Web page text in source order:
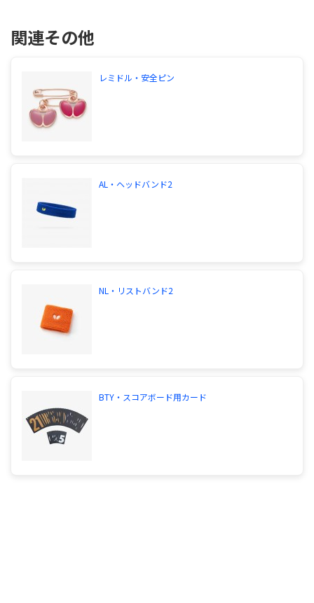
関連その他
レミドル・安全ピン
AL・ヘッドバンド2
NL・リストバンド2
BTY・スコアボード用カード